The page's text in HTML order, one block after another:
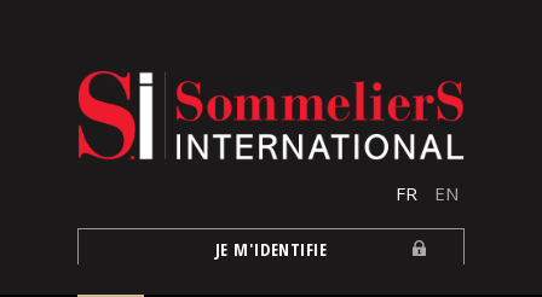
FR EN
JE M'IDENTIFIE